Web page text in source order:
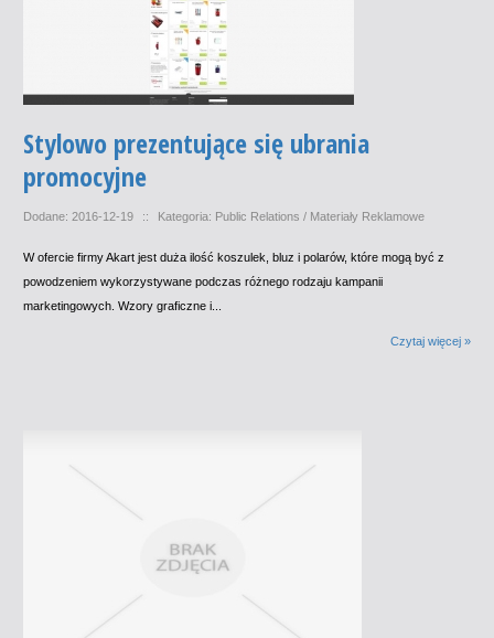
Stylowo prezentujące się ubrania
promocyjne
Dodane: 2016-12-19 :: Kategoria: Public Relations / Materiały Reklamowe
W ofercie firmy Akart jest duża ilość koszulek, bluz i polarów, które mogą być z
powodzeniem wykorzystywane podczas różnego rodzaju kampanii
marketingowych. Wzory graficzne i...
Czytaj więcej »